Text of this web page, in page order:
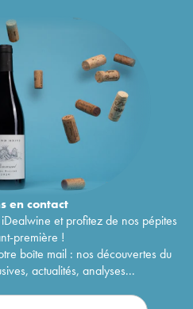
encontact
et profitez de nos pépites
première !
boîte mail : nos découvertes du
actualités, analyses...